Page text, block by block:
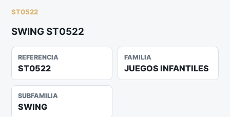
ST0522
SWING ST0522
REFERENCIA
ST0522
FAMILIA
JUEGOS INFANTILES
SUBFAMILIA
SWING